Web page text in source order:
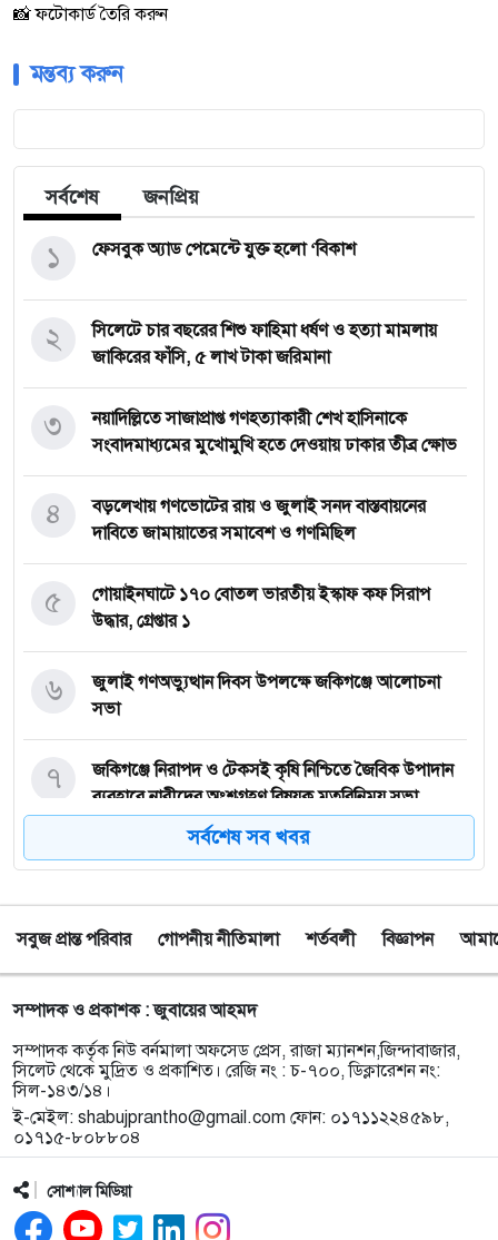
📸 ফটোকার্ড তৈরি করুন
মন্তব্য করুন
সর্বশেষ জনপ্রিয়
ফেসবুক অ্যাড পেমেন্টে যুক্ত হলো ‘বিকাশ
১
সিলেটে চার বছরের শিশু ফাহিমা ধর্ষণ ও হত্যা মামলায়
জাকিরের ফাঁসি, ৫ লাখ টাকা জরিমানা
২
নয়াদিল্লিতে সাজাপ্রাপ্ত গণহত্যাকারী শেখ হাসিনাকে
সংবাদমাধ্যমের মুখোমুখি হতে দেওয়ায় ঢাকার তীব্র ক্ষোভ
৩
বড়লেখায় গণভোটের রায় ও জুলাই সনদ বাস্তবায়নের
দাবিতে জামায়াতের সমাবেশ ও গণমিছিল
৪
গোয়াইনঘাটে ১৭০ বোতল ভারতীয় ইস্কাফ কফ সিরাপ
উদ্ধার, গ্রেপ্তার ১
৫
জুলাই গণঅভ্যুত্থান দিবস উপলক্ষে জকিগঞ্জে আলোচনা
সভা
৬
জকিগঞ্জে নিরাপদ ও টেকসই কৃষি নিশ্চিতে জৈবিক উপাদান
ব্যবহারে নারীদের অংশগ্রহণ বিষয়ক মতবিনিময় সভা
৭
টাঙ্গুয়ার হাওর অবৈধভাবে অনুপ্রবেশের দায়ে ৬ হাউসবোটে
৮
সেপ্টেম্বর থেকে সিলেট ওসমানী বিমানবন্দরে ফের বিদেশি
ফ্লাইট চালু করছে সালামএয়ার
৯
জকিগঞ্জে প্রাইম মিনিস্টার্স গোল্ডকাপ ফুটবল টুর্নামেন্ট
উপলক্ষে প্রস্তুতিমূলক সভা
১০
যশোরের স্কুলছাত্রীকে নিয়ে সিলেটে আত্মগোপন, মাজার
গেট থেকে গ্রেফতার হবিগঞ্জের যুবক
১১
বালাউটে ফ্রি চক্ষু চিকিৎসা ক্যাম্প : প্রায় ৫ শত রোগী
১২
সর্বশেষ সব খবর
সবুজ প্রান্ত পরিবার গোপনীয় নীতিমালা শর্তবলী বিজ্ঞাপন
সম্পাদক ও প্রকাশক : জুবায়ের আহমদ
সম্পাদক কর্তৃক নিউ বর্নমালা অফসেড প্রেস, রাজা ম্যানশন,জিন্দাবাজার,
সিলেট থেকে মুদ্রিত ও প্রকাশিত। রেজি নং : চ-৭০০, ডিক্লারেশন নং:
সিল-১৪৩/১৪।
ই-মেইল: shabujprantho@gmail.com ফোন: ০১৭১১২২৪৫৯৮,
০১৭১৫-৮০৮৮০৪
সোশ্যাল মিডিয়া